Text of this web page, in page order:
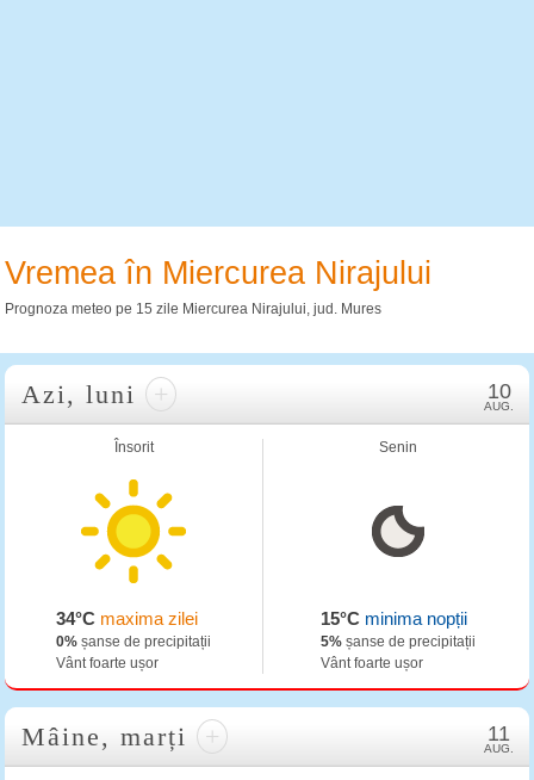
Vremea în Miercurea Nirajului
Prognoza meteo pe 15 zile Miercurea Nirajului, jud. Mures
Azi, luni + 10
AUG.
Însorit
34°C maxima zilei
0% șanse de precipitații
Vânt foarte ușor
Senin
15°Cminima nopții
5%șanse de precipitații
Vânt foarte ușor
Mâine, marți + 11
AUG.